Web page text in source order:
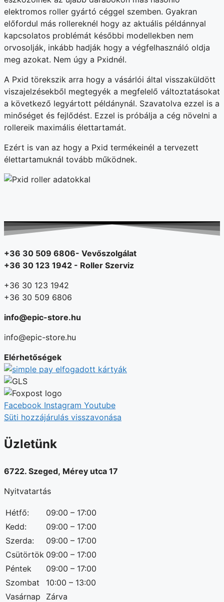
elektromos roller gyártó céggel szemben. Gyakran
előfordul más rollereknél hogy az aktuális példánnyal
kapcsolatos problémát későbbi modellekben nem
orvosolják, inkább hadják hogy a végfelhasználó oldja
meg azokat. Nem úgy a Pxidnél.
A Pxid törekszik arra hogy a vásárlói által visszaküldött
viszajelzésekből megtegyék a megfelelő változtatásokat
a következő legyártott példánynál. Szavatolva ezzel is a
minőséget és fejlődést. Ezzel is próbálja a cég növelni a
rollereik maximális élettartamát.
Ezért is van az hogy a Pxid termékeinél a tervezett
élettartamuknál tovább működnek.
+36 30 509 6806- Vevőszolgálat
+36 30 123 1942 - Roller Szerviz
+36 30 123 1942
+36 30 509 6806
info@epic-store.hu
info@epic-store.hu
Elérhetőségek
Facebook Instagram Youtube
Süti hozzájárulás visszavonása
Üzletünk
6722. Szeged, Mérey utca 17
Nyitvatartás
Hétfő:
09:00 – 17:00
Kedd:
09:00 – 17:00
Szerda:
09:00 – 17:00
Csütörtök 09:00 – 17:00
Péntek
09:00 – 17:00
Szombat
10:00 – 13:00
Vasárnap
Zárva